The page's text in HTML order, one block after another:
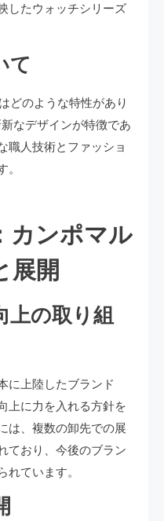
したウォッチシリーズ
て
どのような特性があり
なデザインが特徴であ
職人技術とファッショ
カンポマル
展開
上の取り組
に上陸したブランド
上に力を入れる方針を
は、複数の卸先での展
ており、今後のブラン
れています。